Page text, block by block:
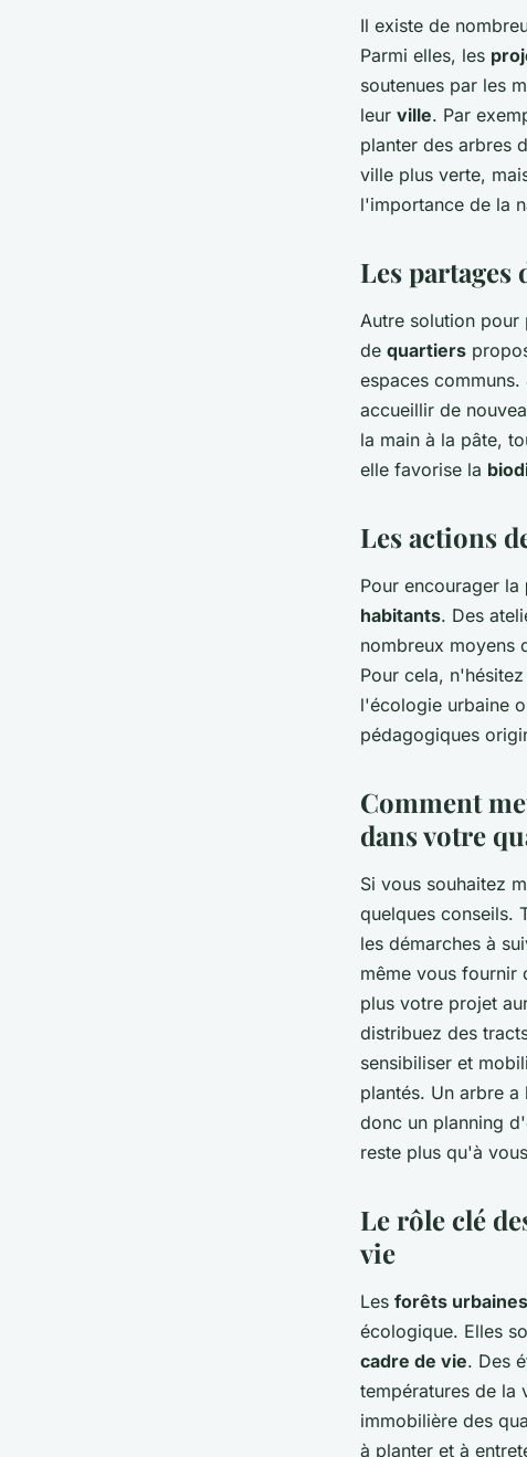
Il existe de
Parmi elles, les
soutenues par les
leur ville. Par
planter des arbres
ville plus verte,
l'importance de la
Les partages
Autre solution pour
de quartiers
espaces
accueillir de
la main à la pâte,
elle favorise la
Les actions
Pour encourager la
habitants. Des
nombreux moyens
Pour cela,
l'écologie urbaine
pédagogiques
Comment
dans votre
Si vous souhaitez
quelques conseils.
les démarches à
même vous fournir
plus votre projet
distribuez des
sensibiliser et
plantés. Un arbre
donc un planning
reste plus qu'à
Le rôle clé
vie
Les forêts urbaines
écologique. Elles
cadre de vie. Des
températures de la
immobilière des
à planter et à